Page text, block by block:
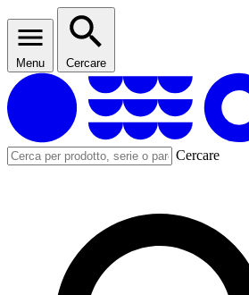
Menu Cercare
Cercare